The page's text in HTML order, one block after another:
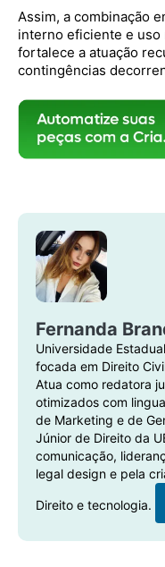
Assim, a combinação
interno eficiente e
fortalece a atuação
contingências
Fernanda
Universidade
focada em Direito
Atua como redatora
otimizados com
de Marketing e de
Júnior de Direito da
comunicação,
legal design e pela
Direito e tecnologia.